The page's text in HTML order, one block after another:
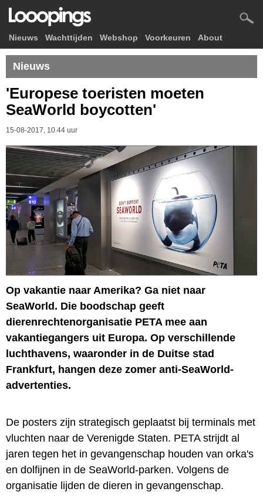
Nieuws Wachttijden Webshop Voorkeuren About
Nieuws
'Europese toeristen moeten
SeaWorld boycotten'
15-08-2017, 10.44 uur
Op vakantie naar Amerika? Ga niet naar
SeaWorld. Die boodschap geeft
dierenrechtenorganisatie PETA mee aan
vakantiegangers uit Europa. Op verschillende
luchthavens, waaronder in de Duitse stad
Frankfurt, hangen deze zomer anti-SeaWorld-
advertenties.
De posters zijn strategisch geplaatst bij terminals met
vluchten naar de Verenigde Staten. PETA strijdt al
jaren tegen het in gevangenschap houden van orka's
en dolfijnen in de SeaWorld-parken. Volgens de
organisatie lijden de dieren in gevangenschap.